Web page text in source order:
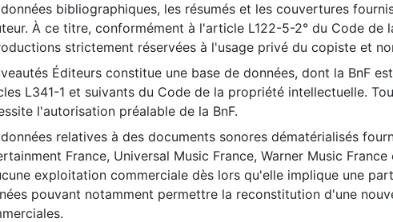
bibliographiques, les résumés et les couvertures
À ce titre, conformément à l'article L122-5-2° du Code de
strictement réservées à l'usage privé du copiste et
Éditeurs constitue une base de données, dont la BnF
L341-1 et suivants du Code de la propriété intellectuelle.
l'autorisation préalable de la BnF.
relatives à des documents sonores dématérialisés
France, Universal Music France, Warner Music
exploitation commerciale dès lors qu'elle implique une
pouvant notamment permettre la reconstitution d'une